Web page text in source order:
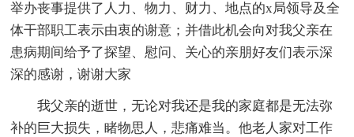
举办丧事提供了人力、物力、财力、地点的x局领导及全
体干部职工表示由衷的谢意；并借此机会向对我父亲在
患病期间给予了探望、慰问、关心的亲朋好友们表示深
深的感谢，谢谢大家
我父亲的逝世，无论对我还是我的家庭都是无法弥
补的巨大损失，睹物思人，悲痛难当。他老人家对工作